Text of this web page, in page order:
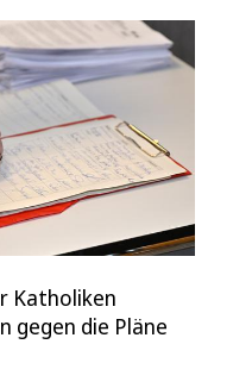
Katholiken
gegen die Pläne